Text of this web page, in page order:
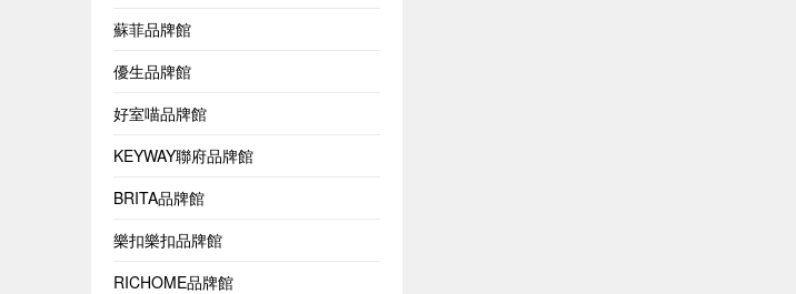
蘇菲品牌館
優生品牌館
好室喵品牌館
KEYWAY聯府品牌館
BRITA品牌館
樂扣樂扣品牌館
RICHOME品牌館